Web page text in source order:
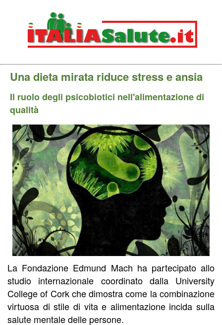
Una dieta mirata riduce stress e ansia
Il ruolo degli psicobiotici nell'alimentazione di
qualità
La Fondazione Edmund Mach ha partecipato allo
studio internazionale coordinato dalla University
College of Cork che dimostra come la combinazione
virtuosa di stile di vita e alimentazione incida sulla
salute mentale delle persone.